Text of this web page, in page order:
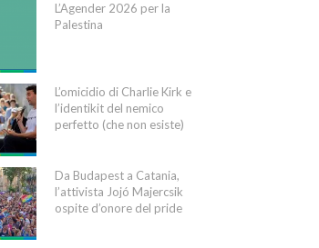
L’Agender 2026 per la
Palestina
L’omicidio di Charlie Kirk e
l’identikit del nemico
perfetto (che non esiste)
Da Budapest a Catania,
l’attivista Jojó Majercsik
ospite d’onore del pride